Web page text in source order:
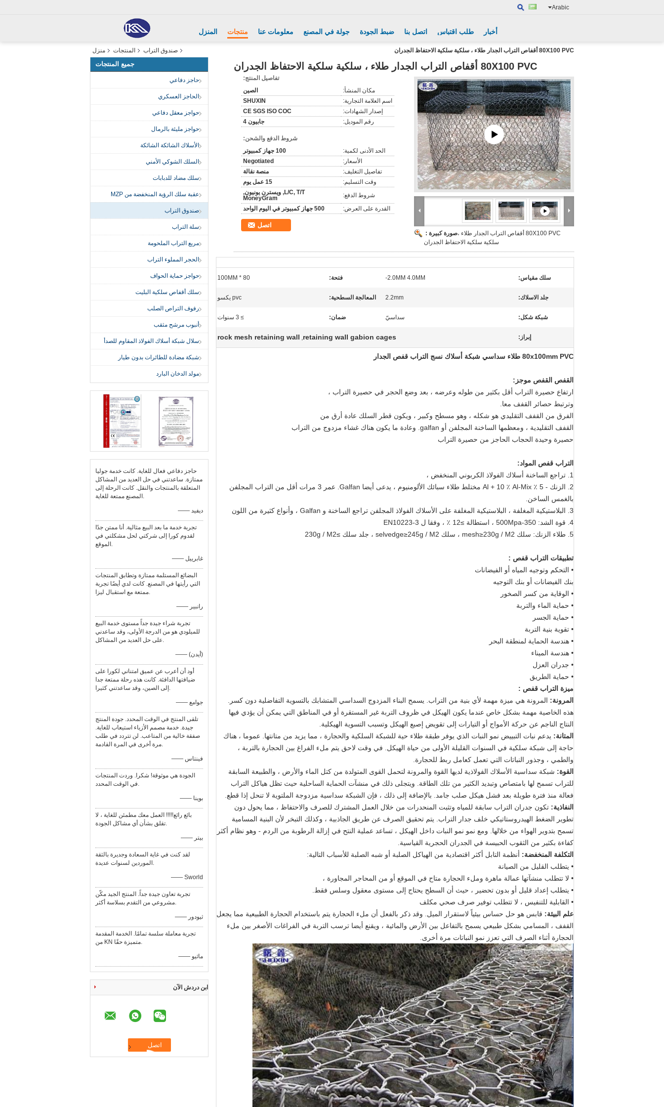
Arabic
المنزل منتجات معلومات عنا جولة في المصنع ضبط الجودة اتصل بنا طلب اقتباس أخبار
منزل المنتجات صندوق التراب 80X100 PVC أقفاص التراب الجدار طلاء ، سلكية سلكية الاحتفاظ الجدران
جميع المنتجات
حاجز دفاعي
الحاجز العسكري
حواجز معقل دفاعي
حواجز مليئة بالرمال
الأسلاك الشائكة الشائكة
السلك الشوكي الأمني
سلك مضاد للدبابات
عقبة سلك الرؤية المنخفضة من MZP
صندوق التراب
سلة التراب
مربع التراب الملحومة
الحجر المملوء التراب
حواجز حماية الحواف
سلك أقفاص سلكية البليت
رفوف التراص الصلب
أنبوب مرشح مثقب
سلال شبكة أسلاك الفولاذ المقاوم للصدأ
شبكة مضادة للطائرات بدون طيار
مولد الدخان البارد
حاجز دفاعي فعال للغاية. كانت خدمة جوليا
ممتازة. ساعدتني في حل العديد من المشاكل
المتعلقة بالمنتجات والنقل. كانت الرحلة إلى
المصنع ممتعة للغاية.
—— ديفيد
تجربة خدمة ما بعد البيع مثالية. أنا ممتن جدًا
لقدوم كورا إلى شركتي لحل مشكلتي في
الموقع.
—— غابرييل
البضائع المستلمة ممتازة وتطابق المنتجات
التي رأيتها في المصنع. كانت لدي أيضًا تجربة
ممتعة مع استقبال ليزا.
—— رانبير
تجربة شراء جيدة جداً مستوى خدمة البيع
للميلودي هو من الدرجة الأولى، وقد ساعدني
على حل العديد من المشاكل.
—— (أيدن)
أود أن أعرب عن عميق امتناني لكورا على
ضيافتها الدافئة. كانت هذه رحلة ممتعة جدا
إلى الصين، وقد ساعدتني كثيرا.
—— جوامع
تلقى المنتج في الوقت المحدد. جودة المنتج
جيدة. خدمة مصمم الأزياء استيعاب للغاية.
صفقة خالية من المتاعب. لن تتردد في طلب
مرة أخرى في المرة القادمة.
—— فينتاس
الجودة هي موثوقة! شكرا. وردت المنتجات
في الوقت المحدد.
—— بوينا
بائع رائع!!!!! العمل معك مطمئن للغاية ، لا
تقلق بشأن أي مشاكل الجودة.
—— بيتر
لقد كنت في غاية السعادة وجديرة بالثقة
الموردين لسنوات عديدة.
—— Sworld
تجربة تعاون جيدة جداً. المنتج الجيد مكّن
مشروعي من التقدم بسلاسة أكثر.
—— ثيودور
تجربة معاملة سلسة تمامًا. الخدمة المقدمة
من KN متميزة حقًا.
—— ماثيو
ابن دردش الآن
80X100 PVC أقفاص التراب الجدار طلاء ، سلكية سلكية الاحتفاظ الجدران
صورة كبيرة :80X100 PVC أقفاص التراب الجدار طلاء ،
سلكية سلكية الاحتفاظ الجدران
تفاصيل المنتج:
مكان المنشأ:
الصين
اسم العلامة التجارية:
SHUXIN
إصدار الشهادات:
CE SGS ISO COC
رقم الموديل:
جابيون 4
شروط الدفع والشحن:
الحد الأدنى لكمية:
100 جهاز كمبيوتر
الأسعار:
Negotiated
تفاصيل التغليف:
منصة نقالة
وقت التسليم:
15 عمل يوم
شروط الدفع:
L/C, T/T, ويسترن يونيون,
MoneyGram
القدرة على العرض:
500 جهاز كمبيوتر في اليوم الواحد
اتصل
سلك مقياس: 2.0MM 4.0MM- فتحة: 80 * 100MM
جلد الاسلاك: 2.2mm المعالجة السطحية: pvc يكسو
شبكة شكل: سداسيّ ضمان: ≥ 3 سنوات
إبراز: retaining wall gabion cages
,
rock mesh retaining wall
80x100mm PVC طلاء سداسي شبكة أسلاك نسج التراب قفص الجدار
القفص القفص موجز:
ارتفاع حصيرة التراب أقل بكثير من طوله وعرضه ، بعد وضع الحجر في حصيرة التراب ،
وترتبط حصائر القفف معا.
الفرق من القفف التقليدي هو شكله ، وهو مسطح وكبير ، ويكون قطر السلك عادة أرق من
القفف التقليدية ، ومعظمها الساخنة المجلفن أو galfan.
وعادة ما يكون هناك غشاء مزدوج من التراب
حصيرة وحيدة الحجاب الحاجز من حصيرة التراب
التراب قفص المواد:
1. تراجع الساخنة أسلاك الفولاذ الكربوني المنخفض ،
2. الزنك - 5 ٪ Al + 10 ٪ Al-Mix مختلط طلاء سبائك الألومنيوم ، يدعى أيضا Galfan.
عمر 3 مرات أقل من التراب المجلفن
بالغمس الساخن.
3. البلاستيكية المغلفة ، البلاستيكية المغلفة على الأسلاك الفولاذ المجلفن تراجع الساخنة و Galfan ، وأنواع كثيرة من اللون
4. قوة الشد: 350-500Mpa ، استطالة ≥12 ٪ ، وفقا ل EN10223-3
5. طلاء الزنك: سلك mesh≥230g / M2 ، سلك selvedge≥245g / M2 ، جلد سلك ≥230g / M2
تطبيقات التراب قفص :
• التحكم وتوجيه المياه أو الفيضانات
بنك الفيضانات أو بنك التوجيه
• الوقاية من كسر الصخور
• حماية الماء والتربة
• حماية الجسر
• تقوية بنية التربة
• هندسة الحماية لمنطقة البحر
• هندسة الميناء
• جدران العزل
• حماية الطريق
ميزة التراب قفص :
المرونة: المرونة هي ميزة مهمة لأي بنية من التراب.
يسمح البناء المزدوج السداسي المتشابك بالتسوية التفاضلية دون كسر.
هذه الخاصية مهمة بشكل خاص عندما يكون الهيكل في ظروف التربة غير المستقرة أو في المناطق التي يمكن أن يؤدي فيها
النتاج الناجم عن حركة الأمواج أو التيارات إلى تقويض إصبع الهيكل وتسبب التسوية الهيكلية.
المتانة: يدعم نبات التبييض نمو النبات الذي يوفر طبقة طلاء حية للشبكة السلكية والحجارة ، مما يزيد من متانتها.
عموما ، هناك
حاجة إلى شبكة سلكية في السنوات القليلة الأولى من حياة الهيكل.
في وقت لاحق يتم ملء الفراغ بين الحجارة بالتربة ،
والطمي ، وجذور النباتات التي تعمل كعامل ربط للحجارة.
القوة: شبكة سداسية الأسلاك الفولاذية لديها القوة والمرونة لتحمل القوى المتولدة من كتل الماء والأرض ، والطبيعة السابقة
للتراب تسمح لها بامتصاص وتبديد الكثير من تلك الطاقة.
ويتجلى ذلك في منشآت الحماية الساحلية حيث تظل هياكل التراب
فعالة منذ فترة طويلة بعد فشل هيكل صلب جامد.
بالإضافة إلى ذلك ، فإن الشبكة سداسية مزدوجة الملتوية لا تنحل إذا قطع.
النفاذية: تكون جدران التراب سابقة للمياه وتثبت المنحدرات من خلال العمل المشترك للصرف والاحتفاظ ، مما يحول دون
تطوير الضغط الهيدروستاتيكي خلف جدار التراب.
يتم تحقيق الصرف عن طريق الجاذبية ، وكذلك التبخر لأن البنية المسامية
تسمح بتدوير الهواء من خلالها.
ومع نمو نمو النبات داخل الهيكل ، تساعد عملية النتح في إزالة الرطوبة من الردم - وهو نظام أكثر
كفاءة بكثير من الثقوب الحبيسة في الجدران الحجرية القياسية.
التكلفة المنخفضة: أنظمة التابل أكثر اقتصادية من الهياكل الصلبة أو شبه الصلبة للأسباب التالية:
• يتطلب القليل من الصيانة
• لا تتطلب منشآتها عمالة ماهرة وملء الحجارة متاح في الموقع أو من المحاجر المجاورة ،
• يتطلب إعداد قليل أو بدون تحضير ، حيث أن السطح يحتاج إلى مستوى معقول وسلس فقط.
• القابلية للتنفيس ، لا تتطلب توفير صرف صحي مكلف
علم البيئة: قابس هو حل حساس بيئياً لاستقرار الميل.
وقد ذكر بالفعل أن ملء الحجارة يتم باستخدام الحجارة الطبيعية مما يجعل
القفف ، المسامي بشكل طبيعي يسمح بالتفاعل بين الأرض والمائية ، ويقنع أيضا ترسب التربة في الفراغات الأصغر بين ملء
الحجارة أثناء الصرف التي تعزز نمو النباتات مرة أخرى.